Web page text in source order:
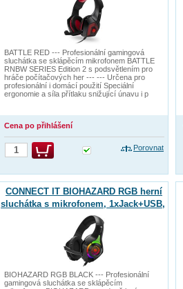
BATTLE RED --- Profesionální gamingová
sluchátka se sklápěcím mikrofonem BATTLE
RNBW SERIES Edition 2 s podsvětlením pro
hráče počítačových her --- --- Určena pro
profesionální i domácí použití Speciální
ergonomie a síla přítlaku snižující únavu i p
Cena po přihlášení
Porovnat
CONNECT IT BIOHAZARD RGB herní
sluchátka s mikrofonem, 1xJack+USB,
ČERNÁ
BIOHAZARD RGB BLACK --- Profesionální
gamingová sluchátka se sklápěcím